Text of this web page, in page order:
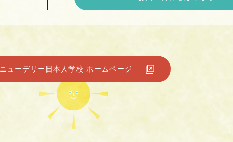
ニューデリー日本人学校 ホームページ